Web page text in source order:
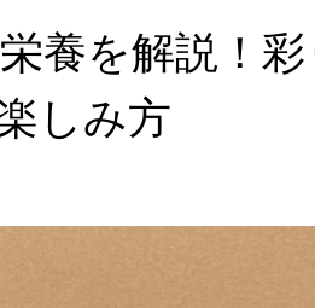
養を解説！
しみ方